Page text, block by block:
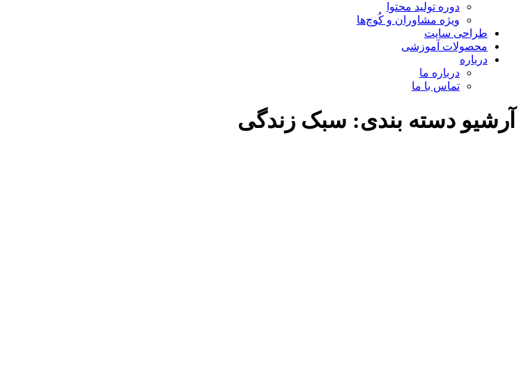
دوره تولید محتوا
ویژه مشاوران و کُوچ‌ها
طراحی سایت
محصولات آموزشی
درباره
درباره ما
تماس با ما
آرشیو دسته بندی: سبک زندگی